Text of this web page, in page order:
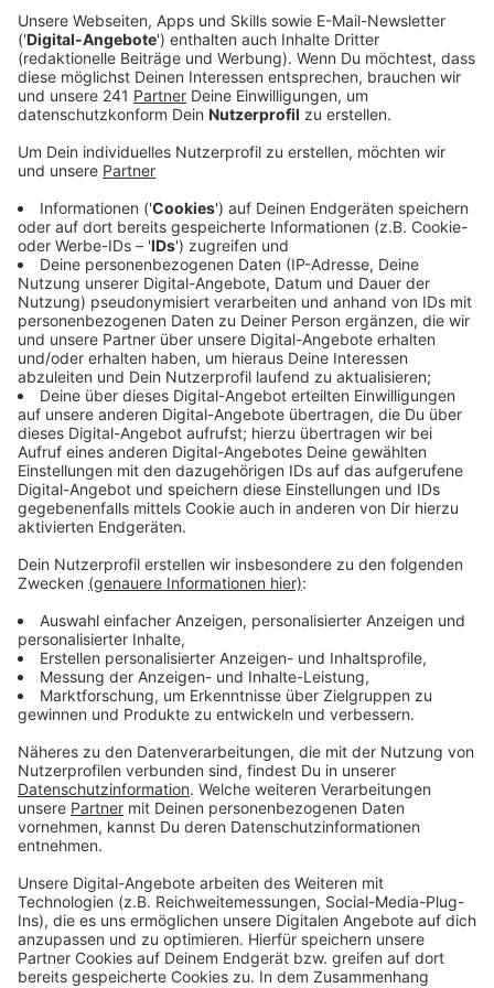
Veröffentlicht:Dienstag, 09.12.2025 12:39
Anzeige
Geplante Fertigstellungen 2026
Anzeige
Im kommenden Jahr soll zum Beispiel die Sanierung
des Werner-Heisenberg-Gymnasiums abgeschlossen
werden, genauso wie der Neubau der
Regenbogengrundschule in Manfort. Die Arbeiten dort
will sich die Stadt zum Vorbild nehmen. Sie gehen
besonders schnell, weil die Stadt das gesamte
Projekt an eine einzige Firma vergeben hat. Das geht
schneller als die Maßnahmen einzeln zu vergeben, ist
rechtlich aber nur in Ausnahmefällen möglich.
einer Schulbaugesellschaft. Sie soll einige Projekte
übernehmen und schneller vorantreiben.
Anzeige
Weitere Meldungen aus unserer Stadt
Anzeige
5-Euro-Gutschein für die eezy.nrw-App in Leverkusen
Leverkusen: Bauarbeiten an der Regenbogenschule
gehen voran
Viele Krankschreibungen in Leverkusen